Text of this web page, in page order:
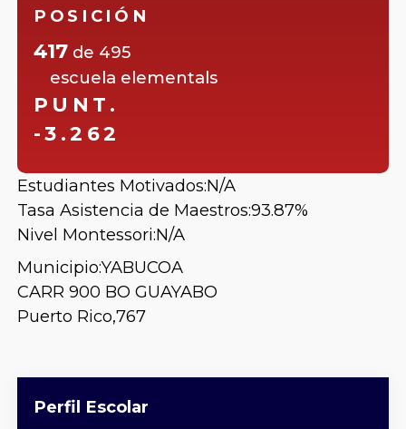
POSICIÓN
417 de 495
escuela elementals
PUNT.
-3.262
Estudiantes Motivados:N/A
Tasa Asistencia de Maestros:93.87%
Nivel Montessori:N/A
Municipio:YABUCOA
CARR 900 BO GUAYABO
Puerto Rico,767
Perfil Escolar